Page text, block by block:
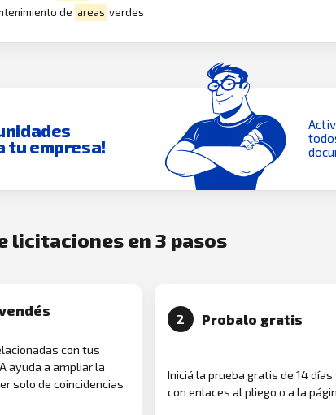
de areas verdes
tu empresa!
licitaciones en 3 pasos
con tus
ayuda a ampliar la
solo de coincidencias
2 Probalo gratis
Iniciá la prueba gratis de 14
con enlaces al pliego o a la